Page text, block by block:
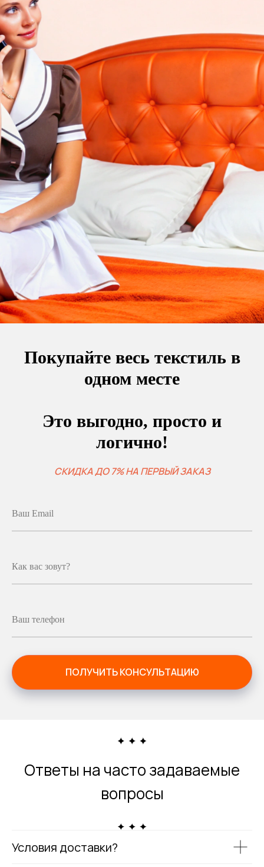
Покупайте весь текстиль в
одном месте
Это выгодно, просто и
логично!
СКИДКА ДО 7% НА ПЕРВЫЙ ЗАКАЗ
Ваш Email
Как вас зовут?
Ваш телефон
ПОЛУЧИТЬ КОНСУЛЬТАЦИЮ
Ответы на часто задаваемые
вопросы
Условия доставки?